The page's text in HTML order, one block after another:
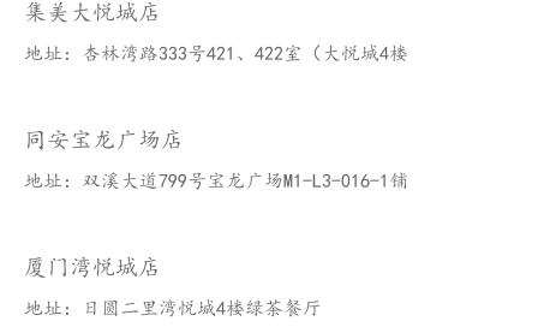
集美大悦城店
地址：杏林湾路333号421、422室（大悦城4楼
同安宝龙广场店
地址：双溪大道799号宝龙广场M1-L3-016-1铺
厦门湾悦城店
地址：日圆二里湾悦城4楼绿茶餐厅